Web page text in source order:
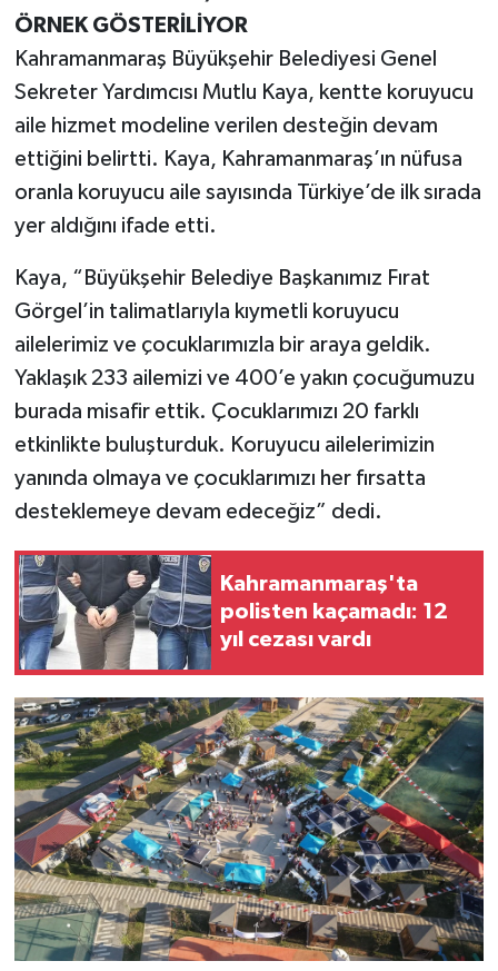
ÖRNEK GÖSTERİLİYOR
Kahramanmaraş Büyükşehir Belediyesi Genel
Sekreter Yardımcısı Mutlu Kaya, kentte koruyucu
aile hizmet modeline verilen desteğin devam
ettiğini belirtti. Kaya, Kahramanmaraş’ın nüfusa
oranla koruyucu aile sayısında Türkiye’de ilk sırada
yer aldığını ifade etti.
Kaya, “Büyükşehir Belediye Başkanımız Fırat
Görgel’in talimatlarıyla kıymetli koruyucu
ailelerimiz ve çocuklarımızla bir araya geldik.
Yaklaşık 233 ailemizi ve 400’e yakın çocuğumuzu
burada misafir ettik. Çocuklarımızı 20 farklı
etkinlikte buluşturduk. Koruyucu ailelerimizin
yanında olmaya ve çocuklarımızı her fırsatta
desteklemeye devam edeceğiz” dedi.
Kahramanmaraş'ta
polisten kaçamadı: 12
yıl cezası vardı